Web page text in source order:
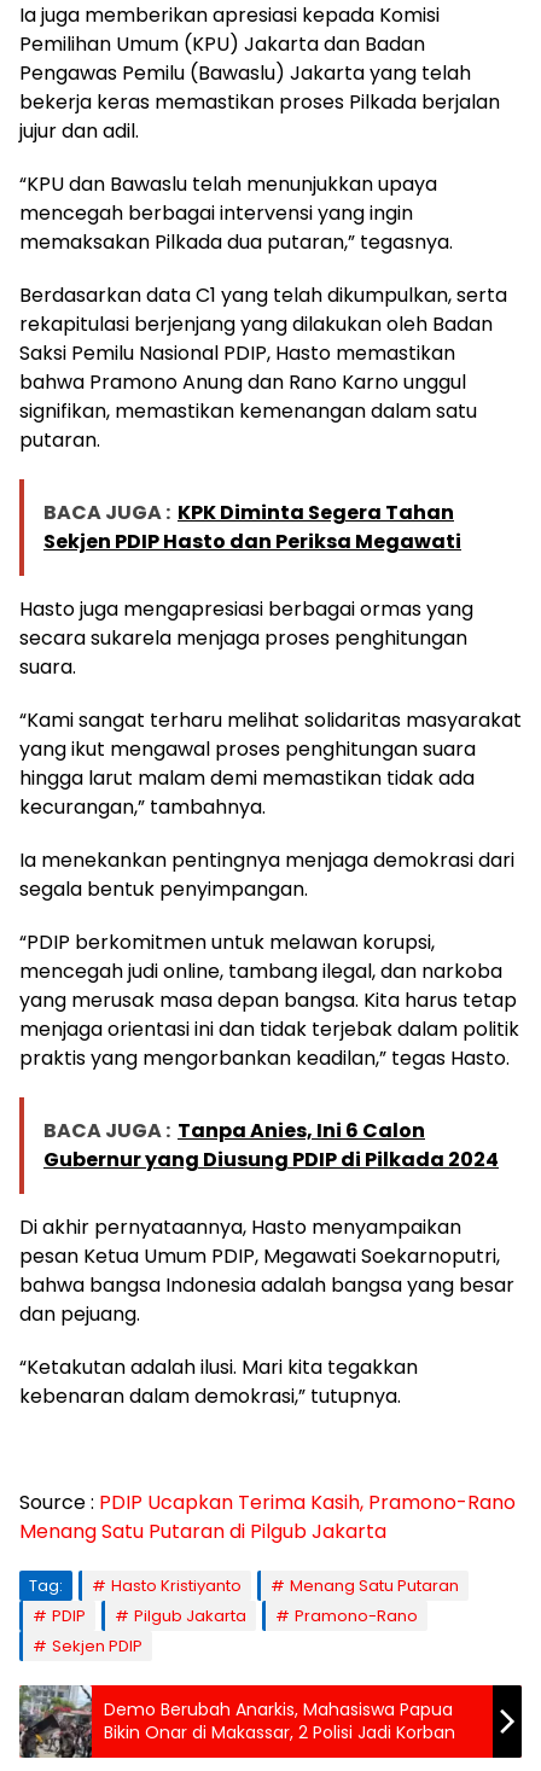
Ia juga memberikan apresiasi kepada Komisi
Pemilihan Umum (KPU) Jakarta dan Badan
Pengawas Pemilu (Bawaslu) Jakarta yang telah
bekerja keras memastikan proses Pilkada berjalan
jujur dan adil.
“KPU dan Bawaslu telah menunjukkan upaya
mencegah berbagai intervensi yang ingin
memaksakan Pilkada dua putaran,” tegasnya.
Berdasarkan data C1 yang telah dikumpulkan, serta
rekapitulasi berjenjang yang dilakukan oleh Badan
Saksi Pemilu Nasional PDIP, Hasto memastikan
bahwa Pramono Anung dan Rano Karno unggul
signifikan, memastikan kemenangan dalam satu
putaran.
BACA JUGA : KPK Diminta Segera Tahan
Sekjen PDIP Hasto dan Periksa Megawati
Hasto juga mengapresiasi berbagai ormas yang
secara sukarela menjaga proses penghitungan
suara.
“Kami sangat terharu melihat solidaritas masyarakat
yang ikut mengawal proses penghitungan suara
hingga larut malam demi memastikan tidak ada
kecurangan,” tambahnya.
Ia menekankan pentingnya menjaga demokrasi dari
segala bentuk penyimpangan.
“PDIP berkomitmen untuk melawan korupsi,
mencegah judi online, tambang ilegal, dan narkoba
yang merusak masa depan bangsa. Kita harus tetap
menjaga orientasi ini dan tidak terjebak dalam politik
praktis yang mengorbankan keadilan,” tegas Hasto.
BACA JUGA : Tanpa Anies, Ini 6 Calon
Gubernur yang Diusung PDIP di Pilkada 2024
Di akhir pernyataannya, Hasto menyampaikan
pesan Ketua Umum PDIP, Megawati Soekarnoputri,
bahwa bangsa Indonesia adalah bangsa yang besar
dan pejuang.
“Ketakutan adalah ilusi. Mari kita tegakkan
kebenaran dalam demokrasi,” tutupnya.
Source : PDIP Ucapkan Terima Kasih, Pramono-Rano
Menang Satu Putaran di Pilgub Jakarta
Tag: Hasto Kristiyanto
Menang Satu Putaran
PDIP
Pilgub Jakarta
Pramono-Rano
Sekjen PDIP
Demo Berubah Anarkis, Mahasiswa Papua
Bikin Onar di Makassar, 2 Polisi Jadi Korban